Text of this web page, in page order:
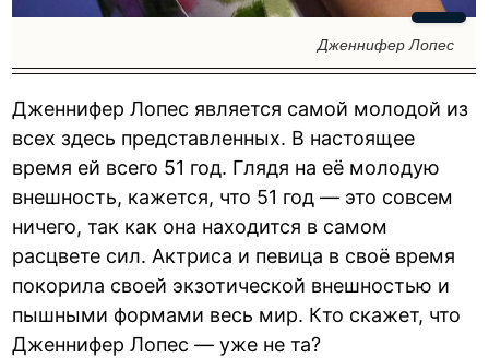
Дженнифер Лопес
Дженнифер Лопес является самой молодой из
всех здесь представленных. В настоящее
время ей всего 51 год. Глядя на её молодую
внешность, кажется, что 51 год — это совсем
ничего, так как она находится в самом
расцвете сил. Актриса и певица в своё время
покорила своей экзотической внешностью и
пышными формами весь мир. Кто скажет, что
Дженнифер Лопес — уже не та?